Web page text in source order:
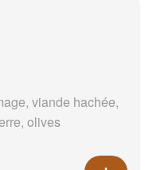
viande hachée,
olives